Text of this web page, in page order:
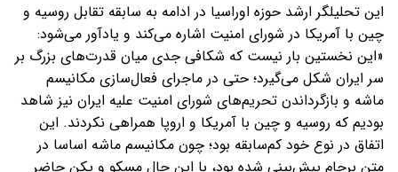
این تحلیلگر ارشد حوزه اوراسیا در ادامه به سابقه تقابل روسیه و
چین با آمریکا در شورای امنیت اشاره می‌کند و یادآور می‌شود:
«این نخستین بار نیست که شکافی جدی میان قدرت‌های بزرگ بر
سر ایران شکل می‌گیرد؛ حتی در ماجرای فعال‌سازی مکانیسم
ماشه و بازگرداندن تحریم‌های شورای امنیت علیه ایران نیز شاهد
بودیم که روسیه و چین با آمریکا و اروپا همراهی نکردند. این
اتفاق در نوع خود کم‌سابقه بود؛ چون مکانیسم ماشه اساسا در
متن برجام پیش‌بینی شده بود، با این حال مسکو و پکن حاضر